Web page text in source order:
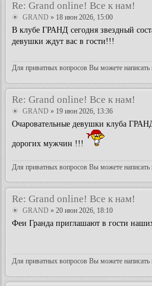
Re: Grand online! Все к нам!
GRAND » 18 июн 2026, 15:00
В клубе ГРАНД сегодня звездный
девушки ждут вас в гости!!!
Для приватных вопросов Вы можете
Re: Grand online! Все к нам!
GRAND » 19 июн 2026, 13:36
Очаровательные девушки клуба
дорогих мужчин !!!
Для приватных вопросов Вы можете
Re: Grand online! Все к нам!
GRAND » 20 июн 2026, 18:10
Феи Гранда приглашают в гости
Для приватных вопросов Вы можете